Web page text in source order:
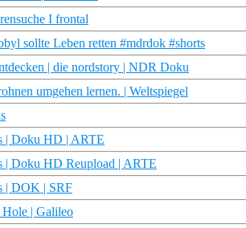
I frontal
sollte Leben retten #mdrdok #shorts
| die nordstory | NDR Doku
umgehen lernen. | Weltspiegel
| Doku HD | ARTE
| Doku HD Reupload | ARTE
| DOK | SRF
| Galileo